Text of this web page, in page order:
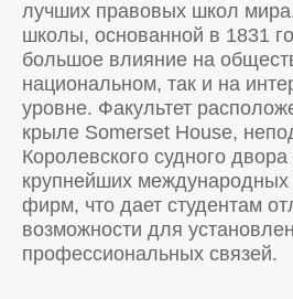
лучших правовых школ
школы, основанной в 1831
большое влияние на
национальном, так и на
уровне. Факультет
крыле Somerset House,
Королевского судного
крупнейших международных
фирм, что дает студентам
возможности для
профессиональных связей.